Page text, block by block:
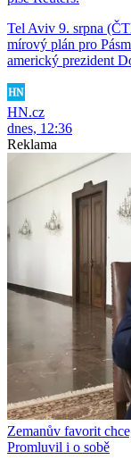
Tel Aviv 9. srpna
mírový plán pro
americký prezident
HN.cz
dnes, 12:36
Reklama
Zemanův favorit
Promluvil i o sobě